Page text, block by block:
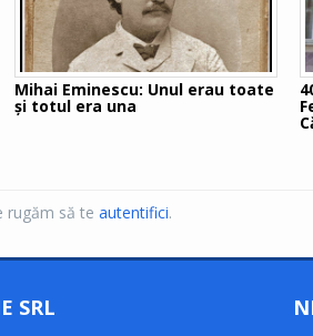
Mihai Eminescu: Unul erau toate
și totul era una
rugăm să te autentifici.
SRL